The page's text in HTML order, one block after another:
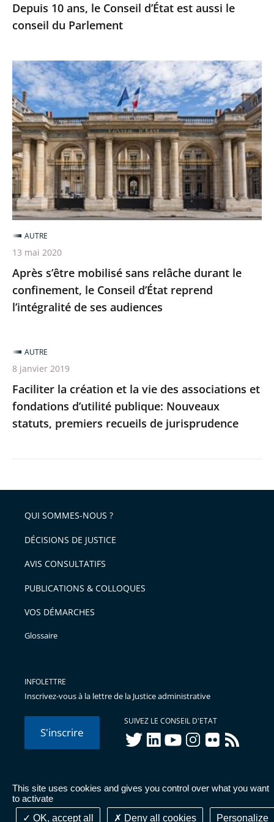
This site uses cookies and gives you control over what you want
to activate
OK, accept all
Deny all cookies Personalize
Depuis 10 ans, le Conseil d’État est aussi le
conseil du Parlement
Après
s’être
mobilisé
sans
relâche
durant
le
confinement,
le
Conseil
d’État
reprend
l’intégralité
de
ses
Après s’être mobilisé sans relâche durant le
confinement, le Conseil d’État reprend
l’intégralité de ses audiences
AUTRE
13 mai 2020
Faciliter la création et la vie des associations et
fondations d’utilité publique: Nouveaux
statuts, premiers recueils de jurisprudence
AUTRE
8 janvier 2019
QUI SOMMES-NOUS ?
DÉCISIONS DE JUSTICE
AVIS CONSULTATIFS
PUBLICATIONS & COLLOQUES
VOS DÉMARCHES
Glossaire
INFOLETTRE
Inscrivez-vous à la lettre de la Justice administrative
S'inscrire
SUIVEZ LE CONSEIL D'ETAT
twitterlinkedInyoutubeinstagram
flickr rss
© Conseil d'État 2026 - Mentions légales
Données
personnelles-Publications administratives-Accessibilité :
partiellement conforme